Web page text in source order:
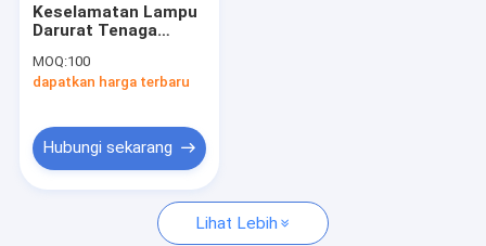
Keselamatan Lampu
Darurat Tenaga
Ulang Berkemah TV
12V
MOQ:100
dapatkan harga terbaru
Hubungi sekarang
Lihat Lebih